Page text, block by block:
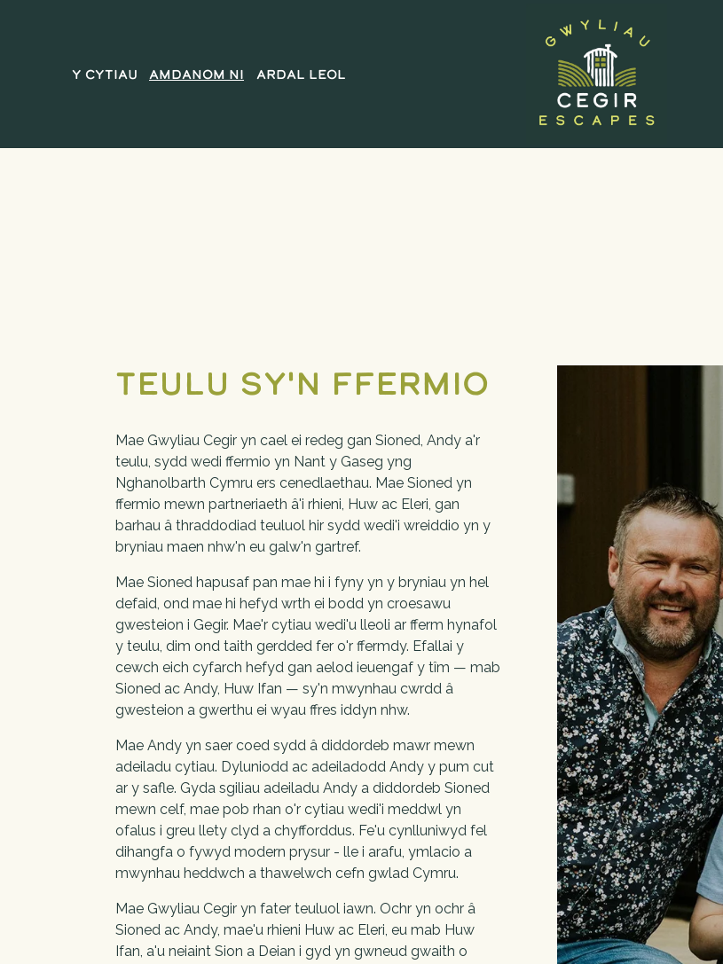
Y Cytiau Amdanom ni Ardal Leol
Teulu sy'n ffermio
Mae Gwyliau Cegir yn cael ei redeg gan Sioned, Andy a'r
teulu, sydd wedi ffermio yn Nant y Gaseg yng
Nghanolbarth Cymru ers cenedlaethau. Mae Sioned yn
ffermio mewn partneriaeth â'i rhieni, Huw ac Eleri, gan
barhau â thraddodiad teuluol hir sydd wedi'i wreiddio yn y
bryniau maen nhw'n eu galw'n gartref.
Mae Sioned hapusaf pan mae hi i fyny yn y bryniau yn hel
defaid, ond mae hi hefyd wrth ei bodd yn croesawu
gwesteion i Gegir. Mae'r cytiau wedi'u lleoli ar fferm hynafol
y teulu, dim ond taith gerdded fer o'r ffermdy. Efallai y
cewch eich cyfarch hefyd gan aelod ieuengaf y tîm — mab
Sioned ac Andy, Huw Ifan — sy'n mwynhau cwrdd â
gwesteion a gwerthu ei wyau ffres iddyn nhw.
Mae Andy yn saer coed sydd â diddordeb mawr mewn
adeiladu cytiau. Dyluniodd ac adeiladodd Andy y pum cut
ar y safle. Gyda sgiliau adeiladu Andy a diddordeb Sioned
mewn celf, mae pob rhan o'r cytiau wedi'i meddwl yn
ofalus i greu llety clyd a chyfforddus. Fe'u cynlluniwyd fel
dihangfa o fywyd modern prysur - lle i arafu, ymlacio a
mwynhau heddwch a thawelwch cefn gwlad Cymru.
Mae Gwyliau Cegir yn fater teuluol iawn. Ochr yn ochr â
Sioned ac Andy, mae'u rhieni Huw ac Eleri, eu mab Huw
Ifan, a'u neiaint Sion a Deian i gyd yn gwneud gwaith o